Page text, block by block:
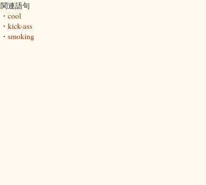
関連語句
・ cool
・ kick-ass
・ smoking